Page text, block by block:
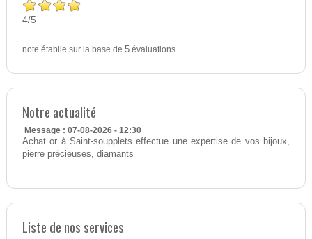
4/5
note établie sur la base de 5évaluations.
Notre actualité
Message : 07-08-2026 - 12:30
Achat or à Saint-soupplets effectue une expertise de vos bijoux,
pierre précieuses, diamants
Liste de nos services